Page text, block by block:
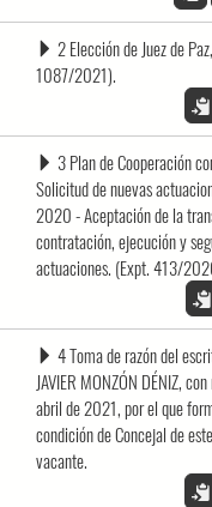
2 Elección de Juez de
1087/2021).
3 Plan de Cooperación
Solicitud de nuevas
2020 - Aceptación de la
contratación, ejecución y
actuaciones. (Expt. 413/
4 Toma de razón del
JAVIER MONZÓN DÉNIZ,
abril de 2021, por el que
condición de Concejal de
vacante.